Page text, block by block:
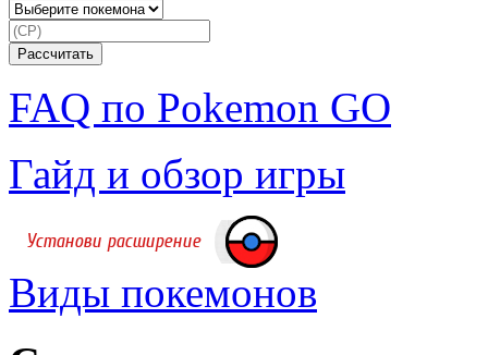
FAQ по Pokemon GO
Гайд и обзор игры
Виды покемонов